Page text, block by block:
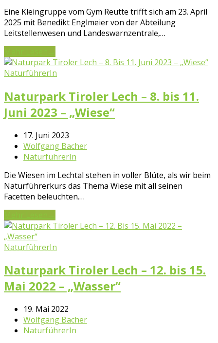
Eine Kleingruppe vom Gym Reutte trifft sich am 23. April
2025 mit Benedikt Englmeier von der Abteilung
Leitstellenwesen und Landeswarnzentrale,…
NaturführerIn
Naturpark Tiroler Lech – 8. bis 11.
Juni 2023 – „Wiese“
17. Juni 2023
Wolfgang Bacher
NaturführerIn
Die Wiesen im Lechtal stehen in voller Blüte, als wir beim
Naturführerkurs das Thema Wiese mit all seinen
Facetten beleuchten.…
NaturführerIn
Naturpark Tiroler Lech – 12. bis 15.
Mai 2022 – „Wasser“
19. Mai 2022
Wolfgang Bacher
NaturführerIn